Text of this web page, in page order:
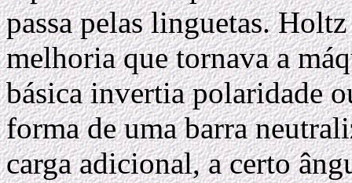
passa pelas linguetas.
melhoria que tornava a
básica invertia polaridade
forma de uma barra
carga adicional, a certo